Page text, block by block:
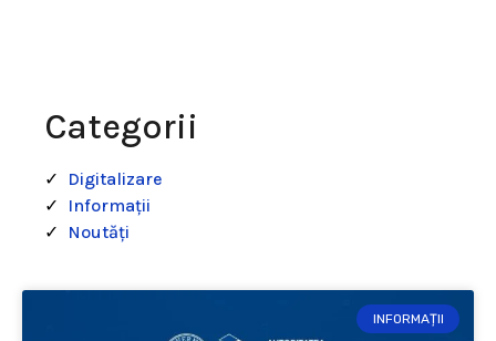
INFORMAȚII
Categorii
Digitalizare
Informații
Noutăți